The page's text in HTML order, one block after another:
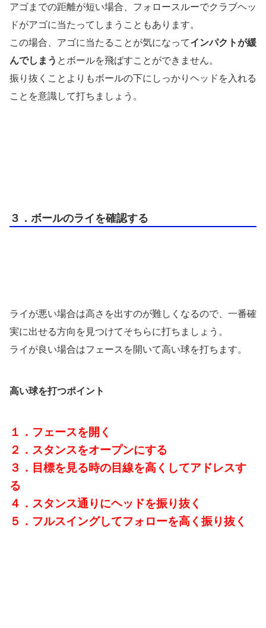
アゴまでの距離が短い場合、フォロースルーでクラブヘッ
ドがアゴに当たってしまうこともあります。
この場合、アゴに当たることが気になってインパクトが緩
んでしまう とボールを飛ばすことができません。
振り抜くことよりもボールの下にしっかりヘッドを入れる
ことを意識して打ちましょう。
３．ボールのライを確認する
ライが悪い場合は高さを出すのが難しくなるので、一番確
実に出せる方向を見つけてそちらに打ちましょう。
ライが良い場合はフェースを開いて高い球を打ちます。
高い球を打つポイント
１．フェースを開く
２．スタンスをオープンにする
３．目標を見る時の目線を高くしてアドレスす
る
４．スタンス通りにヘッドを振り抜く
５．フルスイングしてフォローを高く振り抜く